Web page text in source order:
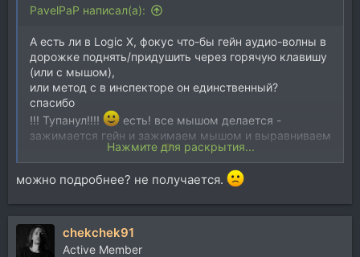
PavelPaP написал(а):
А есть ли в Logic X, фокус что-бы гейн аудио-волны в
дорожке поднять/придушить через горячую клавишу
(или с мышом),
или метод с в инспекторе он единственный?
спасибо
!!! Тупанул!!!!
есть! все мышом делается -
зажимается гейн и зажимаем мышом и выравниваем
выделенный фрагментНажмите для раскрытия...
можно подробнее? не получается.
chekchek91
Active Member